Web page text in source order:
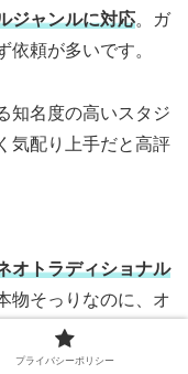
ジャンルに対応。ガ
依頼が多いです。
知名度の高いスタジ
気配り上手だと高評
オトラディショナル
物そっりなのに、オ
ッチで仕上げます。
プライバシーポリシー